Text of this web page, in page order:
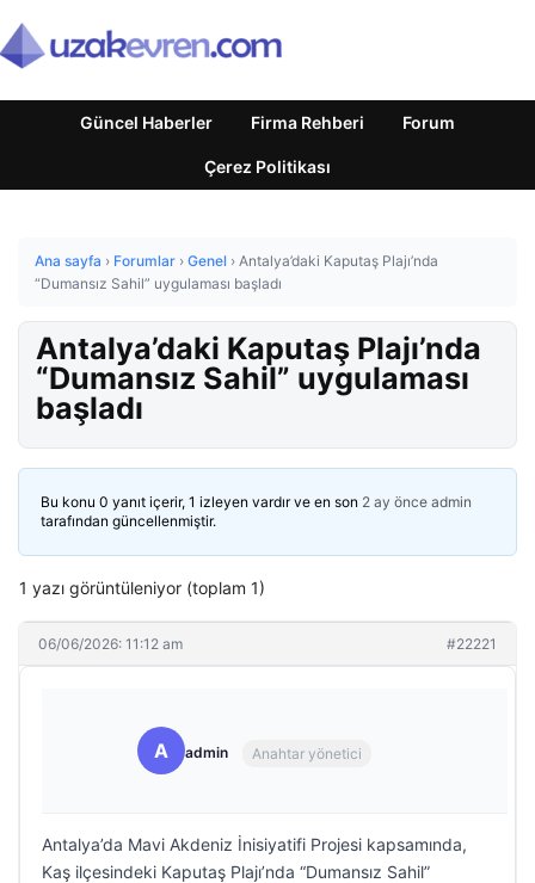
Güncel Haberler Firma Rehberi Forum
Çerez Politikası
Ana sayfa › Forumlar › Genel › Antalya’daki Kaputaş Plajı’nda
“Dumansız Sahil” uygulaması başladı
Antalya’daki Kaputaş Plajı’nda
“Dumansız Sahil” uygulaması
başladı
Bu konu 0 yanıt içerir, 1 izleyen vardır ve en son 2 ay önce admin
tarafından güncellenmiştir.
1 yazı görüntüleniyor (toplam 1)
06/06/2026: 11:12 am #22221
A admin Anahtar yönetici
Antalya’da Mavi Akdeniz İnisiyatifi Projesi kapsamında,
Kaş ilçesindeki Kaputaş Plajı’nda “Dumansız Sahil”